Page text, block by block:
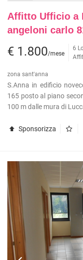
Affitto Ufficio a
angeloni carlo
€ 1.800/mese
6
zona sant'anna
S.Anna in edificio
165 posto al piano
100 m dalle mura di
Sponsorizza